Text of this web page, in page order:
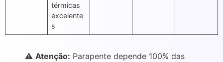
térmicas
excelente
s
⚠️ Atenção: Parapente depende 100% das